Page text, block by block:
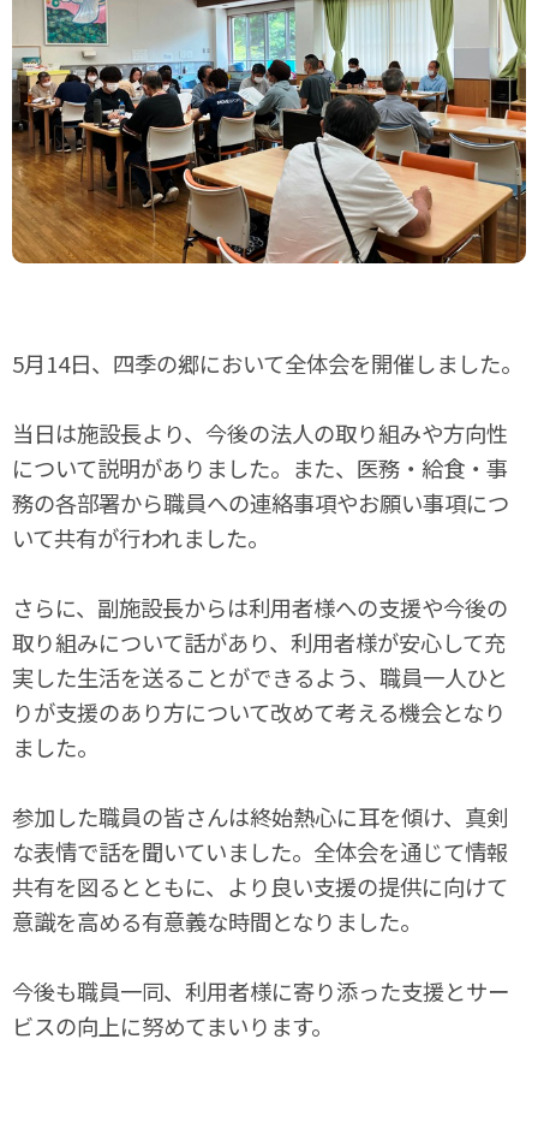
お問い合わせ
5月14日、四季の郷において全体会を開催しました。
当日は施設長より、今後の法人の取り組みや方向性
について説明がありました。また、医務・給食・事
務の各部署から職員への連絡事項やお願い事項につ
いて共有が行われました。
さらに、副施設長からは利用者様への支援や今後の
取り組みについて話があり、利用者様が安心して充
実した生活を送ることができるよう、職員一人ひと
りが支援のあり方について改めて考える機会となり
ました。
参加した職員の皆さんは終始熱心に耳を傾け、真剣
な表情で話を聞いていました。全体会を通じて情報
共有を図るとともに、より良い支援の提供に向けて
意識を高める有意義な時間となりました。
今後も職員一同、利用者様に寄り添った支援とサー
ビスの向上に努めてまいります。